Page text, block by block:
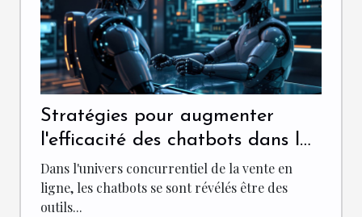
Stratégies pour augmenter
l'efficacité des chatbots dans la
vente en ligne
Dans l'univers concurrentiel de la vente en
ligne, les chatbots se sont révélés être des
outils...